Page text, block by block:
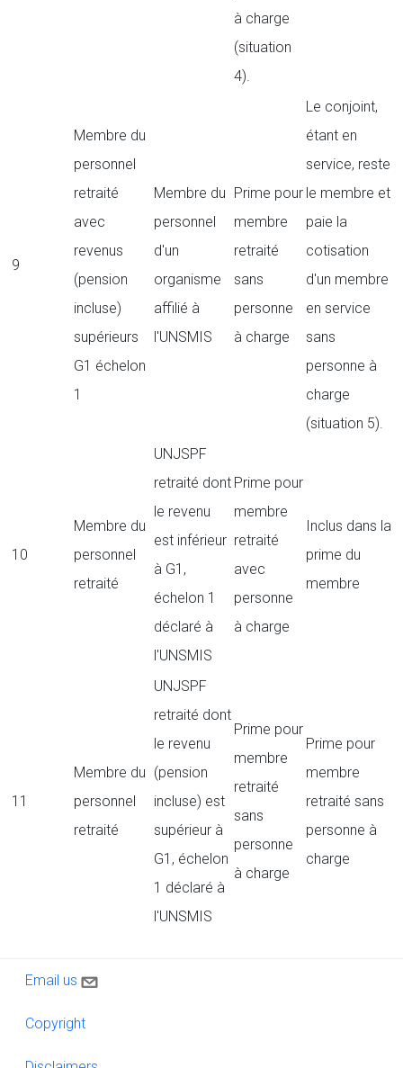
à charge
(situation
4).
9
Membre du
personnel
retraité
avec
revenus
(pension
incluse)
supérieurs
G1 échelon
1
Membre du
personnel
d'un
organisme
affilié à
l'UNSMIS
Prime pour
membre
retraité
sans
personne
à charge
Le conjoint,
étant en
service, reste
le membre et
paie la
cotisation
d'un membre
en service
sans
personne à
charge
(situation 5).
10
Membre du
personnel
retraité
UNJSPF
retraité dont
le revenu
est inférieur
à G1,
échelon 1
déclaré à
l'UNSMIS
Prime pour
membre
retraité
avec
personne
à charge
Inclus dans la
prime du
membre
11
Membre du
personnel
retraité
UNJSPF
retraité dont
le revenu
(pension
incluse) est
supérieur à
G1, échelon
1 déclaré à
l'UNSMIS
Prime pour
membre
retraité
sans
personne
à charge
Prime pour
membre
retraité sans
personne à
charge
Contact us
Email us
Copyright
Copyright
Disclaimers